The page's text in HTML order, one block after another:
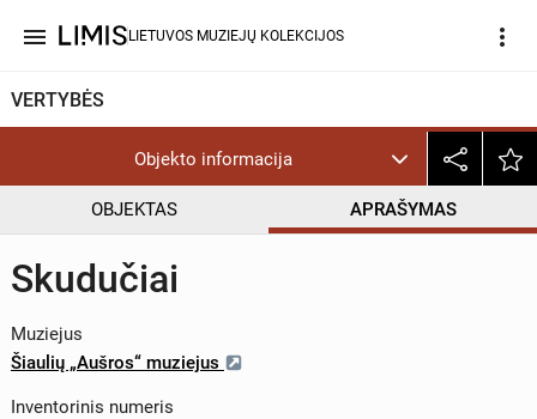
menu LIETUVOS MUZIEJŲ KOLEKCIJOS more_vert
VERTYBĖS
Objekto informacija
OBJEKTAS APRAŠYMAS
Skudučiai
Muziejus
Šiaulių „Aušros“ muziejus
Inventorinis numeris